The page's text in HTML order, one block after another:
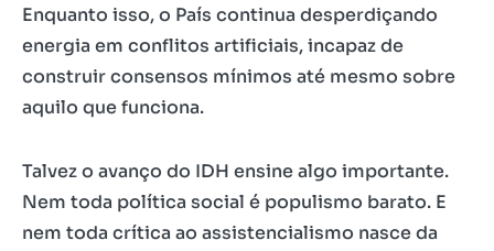
Enquanto isso, o País continua desperdiçando
energia em conflitos artificiais, incapaz de
construir consensos mínimos até mesmo sobre
aquilo que funciona.
Talvez o avanço do IDH ensine algo importante.
Nem toda política social é populismo barato. E
nem toda crítica ao assistencialismo nasce da